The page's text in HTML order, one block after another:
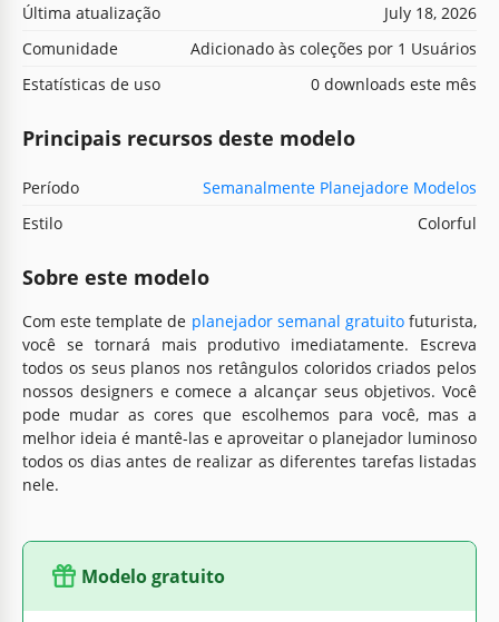
Última atualização
July 18, 2026
Comunidade
Adicionado às coleções por 1 Usuários
Estatísticas de uso
0 downloads este mês
Principais recursos deste modelo
Período
Semanalmente Planejadore Modelos
Estilo
Colorful
Sobre este modelo
Com este template de planejador semanal gratuitofuturista,
você se tornará mais produtivo imediatamente. Escreva
todos os seus planos nos retângulos coloridos criados pelos
nossos designers e comece a alcançar seus objetivos. Você
pode mudar as cores que escolhemos para você, mas a
melhor ideia é mantê-las e aproveitar o planejador luminoso
todos os dias antes de realizar as diferentes tarefas listadas
nele.
Modelo gratuito